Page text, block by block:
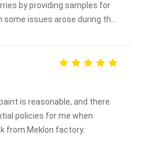
by providing samples for
some issues arose during the
them in the long term
is reasonable, and there
policies for me when
from Meklon factory.